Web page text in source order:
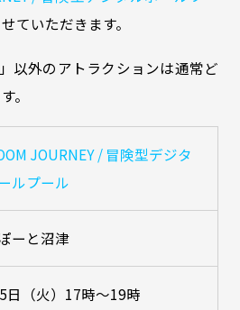
ていただきます。
」以外のアトラクションは通常ど
。
JOURNEY / 冒険型デジタ
ルプール
ーと沼津
日（火）17時～19時